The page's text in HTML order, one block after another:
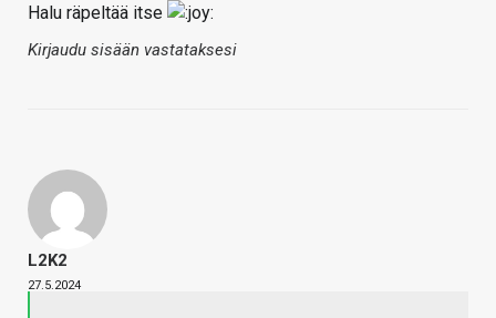
Halu räpeltää itse
Kirjaudu sisään vastataksesi
L2K2
27.5.2024